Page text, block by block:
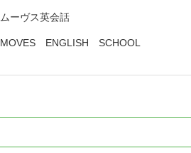
ムーヴス英会話
MOVES ENGLISH SCHOOL